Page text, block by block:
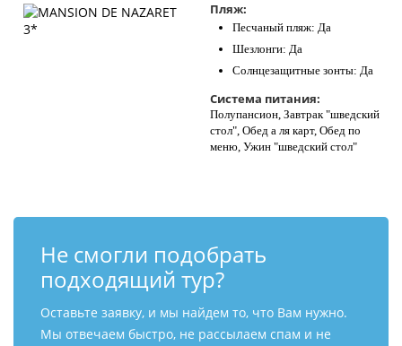
Пляж:
Песчаный пляж: Да
Шезлонги: Да
Солнцезащитные зонты: Да
Система питания:
Полупансион, Завтрак "шведский
стол", Обед а ля карт, Обед по
меню, Ужин "шведский стол"
Не смогли подобрать
подходящий тур?
Оставьте заявку, и мы найдем то, что Вам нужно.
Мы отвечаем быстро, не рассылаем спам и не